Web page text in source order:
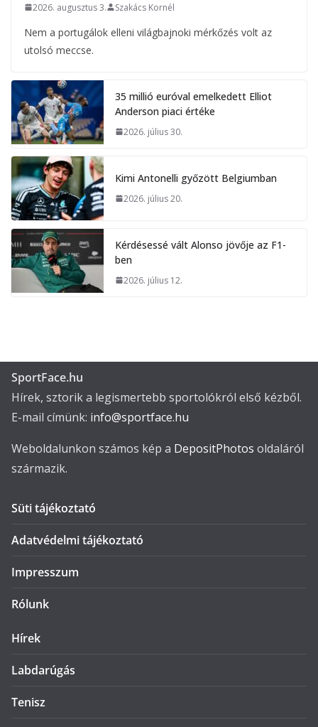
2026. augusztus 3. Szakács Kornél
Nem a portugálok elleni világbajnoki mérkőzés volt az
utolsó meccse.
35 millió euróval emelkedett Elliot
Anderson piaci értéke
2026. július 30.
Kimi Antonelli győzött Belgiumban
2026. július 20.
Kérdésessé vált Alonso jövője az F1-
ben
2026. július 12.
SportFace.hu
Hírek, sztorik a legismertebb sportolókról első kézből.
E-mail címünk: info@sportface.hu
Weboldalunkon számos kép a DepositPhotos oldaláról
származik.
Süti tájékoztató
Adatvédelmi tájékoztató
Impresszum
Rólunk
Hírek
Labdarúgás
Tenisz